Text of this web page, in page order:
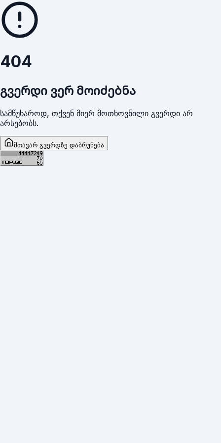
404
გვერდი ვერ მოიძებნა
სამწუხაროდ, თქვენ მიერ მოთხოვნილი გვერდი არ
არსებობს.
მთავარ გვერდზე დაბრუნება